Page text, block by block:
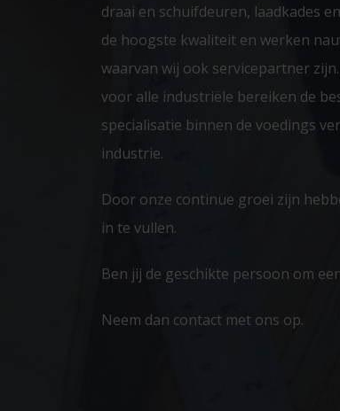
draai en schuifdeuren, laadkades
de hoogste kwaliteit en werken
waarvan wij ook servicepartner
voor alle industriële bereiken de
specialisatie binnen de voedings
industrie.
Door onze continue groei zijn
in te vullen.
Ben jij de geschikte persoon om
Neem dan contact met ons op.